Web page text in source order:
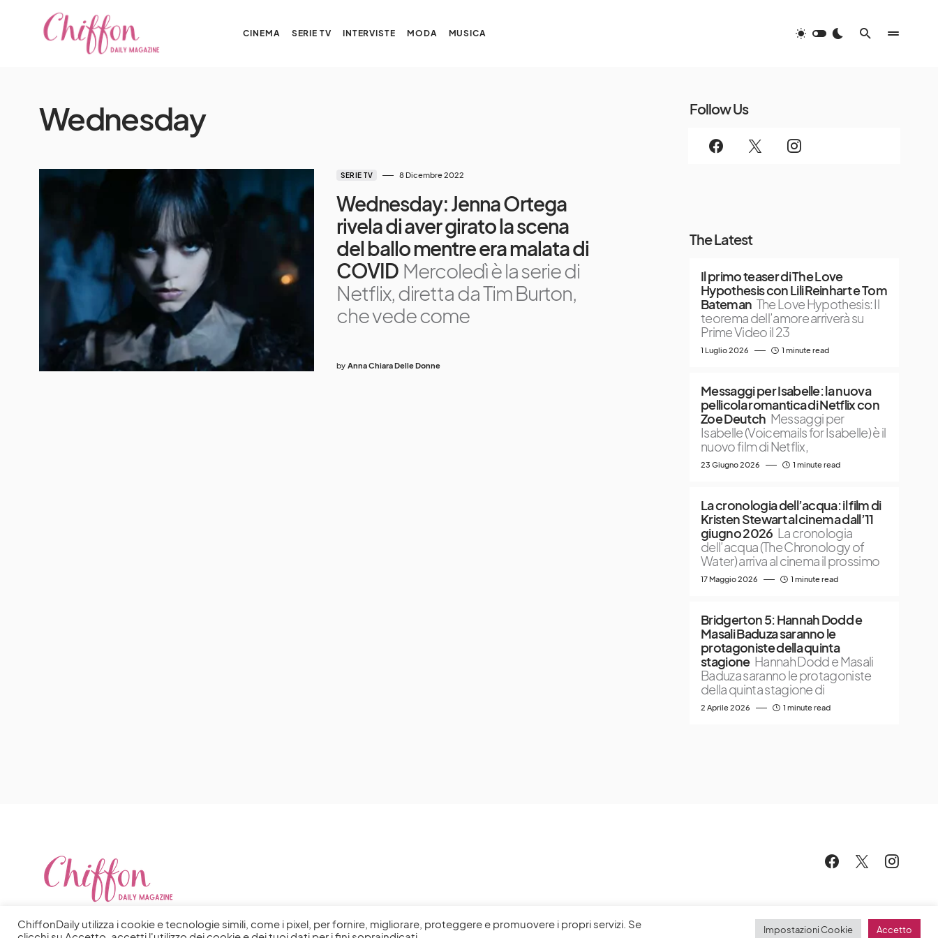
CINEMA SERIE TV INTERVISTE MODA MUSICA
Wednesday
SERIE TV 8 Dicembre 2022
Wednesday: Jenna Ortega
rivela di aver girato la scena
del ballo mentre era malata di
COVID Mercoledì è la serie di
Netflix, diretta da Tim Burton,
che vede come
by Anna Chiara Delle Donne
Follow Us
The Latest
Il primo teaser di The Love
Hypothesis con Lili Reinhart e Tom
Bateman The Love Hypothesis: Il
teorema dell’amore arriverà su
Prime Video il 23
1 Luglio 2026 1 minute read
Messaggi per Isabelle: la nuova
pellicola romantica di Netflix con
Zoe Deutch Messaggi per
Isabelle (Voicemails for Isabelle) è il
nuovo film di Netflix,
23 Giugno 2026 1 minute read
La cronologia dell’acqua: il film di
Kristen Stewart al cinema dall’11
giugno 2026 La cronologia
dell’acqua (The Chronology of
Water) arriva al cinema il prossimo
17 Maggio 2026 1 minute read
Bridgerton 5: Hannah Dodd e
Masali Baduza saranno le
protagoniste della quinta
stagione Hannah Dodd e Masali
Baduza saranno le protagoniste
della quinta stagione di
2 Aprile 2026 1 minute read
ChiffonDaily utilizza i cookie e tecnologie simili, come i pixel, per fornire, migliorare, proteggere e promuovere i propri servizi. Se
Impostazioni Cookie Accetto